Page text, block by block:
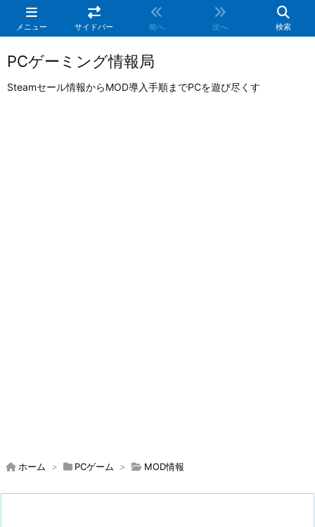
メニュー サイドバー 前へ 次へ 検索
PCゲーミング情報局
Steamセール情報からMOD導入手順までPCを遊び尽くす
ホーム > PCゲーム > MOD情報